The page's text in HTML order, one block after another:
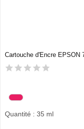
Cartouche d'Encre EPSON
Quantité : 35 ml